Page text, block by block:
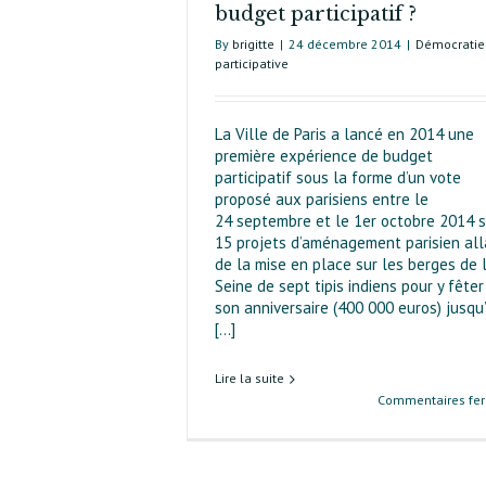
budget participatif ?
By brigitte | 24 décembre 2014 | Démocratie
participative
La Ville de Paris a lancé en 2014 une
première expérience de budget
participatif sous la forme d’un vote
proposé aux parisiens entre le
24 septembre et le 1er octobre 2014
15 projets d’aménagement parisien
de la mise en place sur les berges de
Seine de sept tipis indiens pour y fêter
son anniversaire (400 000 euros)
[...]
Lire la suite
Commentaires